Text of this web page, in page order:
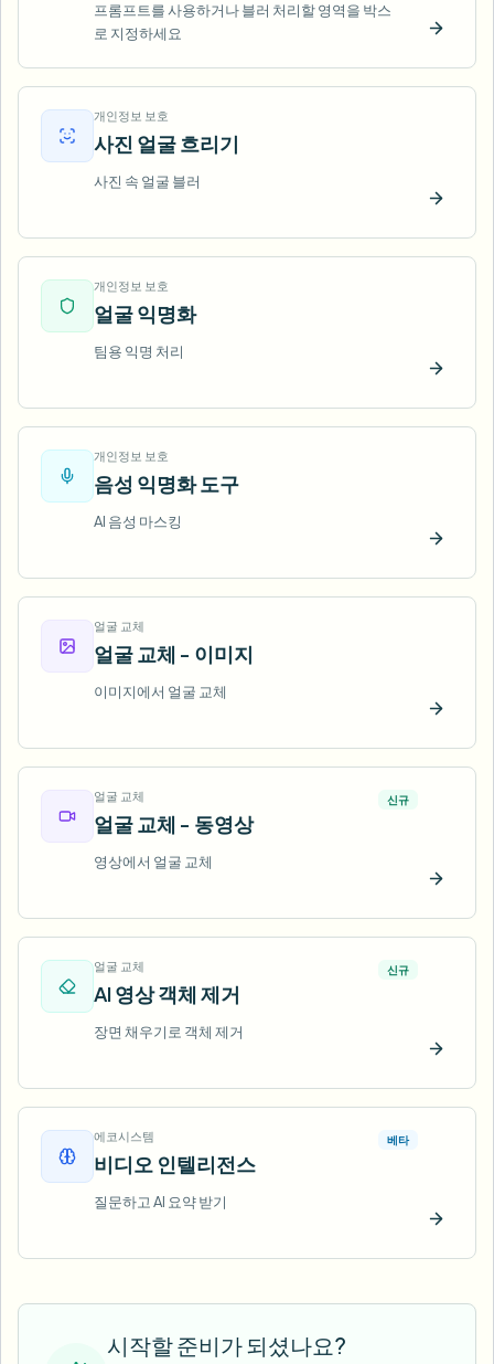
프롬프트를 사용하거나 블러 처리할 영역을 박스
로 지정하세요
지금
개인정보 보호
사진 얼굴 흐리기
사진 속 얼굴 블러
지금
개인정보 보호
얼굴 익명화
팀용 익명 처리
지금
개인정보 보호
음성 익명화 도구
AI 음성 마스킹
지금
얼굴 교체
얼굴 교체 - 이미지
이미지에서 얼굴 교체
지금
얼굴 교체
얼굴 교체 - 동영상
신규
영상에서 얼굴 교체
지금
얼굴 교체
AI 영상 객체 제거
신규
장면 채우기로 객체 제거
지금
에코시스템
비디오 인텔리전스
베타
질문하고 AI 요약 받기
지금
시작할 준비가 되셨나요?